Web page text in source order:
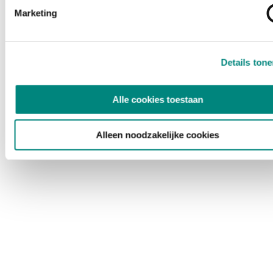
Marketing
Details
Alle cookies toestaan
Alleen noodzakelijke cookies